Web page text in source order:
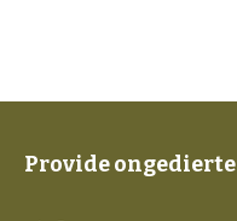
Provide ongedierte